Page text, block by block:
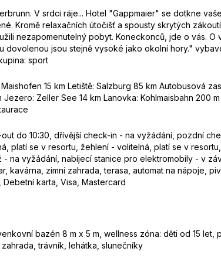
V srdci ráje... Hotel "Gappmaier" se dotkne
Kromě relaxačních útočišť a spousty skrytých
nezapomenutelný pobyt. Koneckonců, jde o vás. O
dovolenou jsou stejně vysoké jako okolní hory."
sport
15 km Letiště: Salzburg 85 km Autobusová
Zeller See 14 km Lanovka: Kohlmaisbahn 200 m
do 10:30, dřívější check-in - na vyžádání, pozdní
platí se v resortu, žehlení - volitelná, platí se v resortu,
na vyžádání, nabíjecí stanice pro elektromobily - v
kavárna, zimní zahrada, terasa, automat na nápoje,
karta, Visa, Mastercard
bazén 8 m x 5 m, wellness zóna: děti od 15 let,
trávník, lehátka, slunečníky